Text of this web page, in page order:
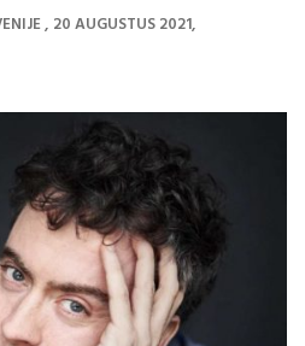
20 AUGUSTUS 2021